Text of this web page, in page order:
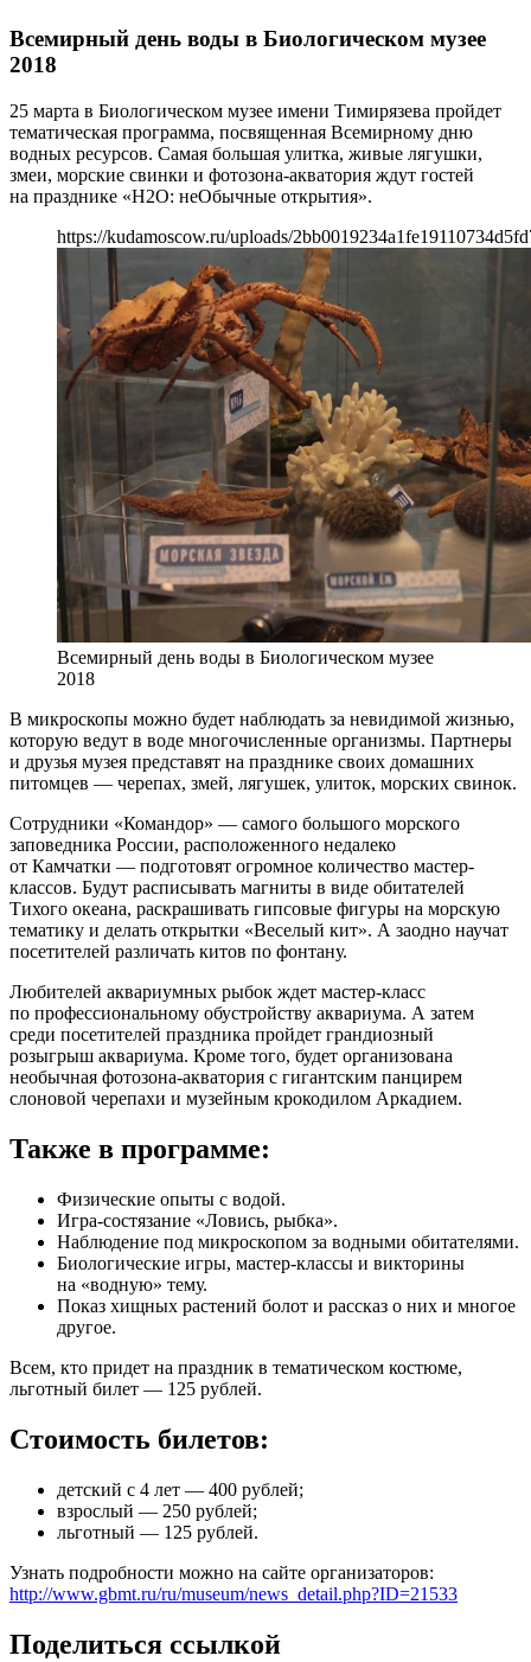
Всемирный день воды в Биологическом музее
2018
25 марта в Биологическом музее имени Тимирязева пройдет
тематическая программа, посвященная Всемирному дню
водных ресурсов. Самая большая улитка, живые лягушки,
змеи, морские свинки и фотозона-акватория ждут гостей
на празднике «Н2О: неОбычные открытия».
https://kudamoscow.ru/uploads/
Всемирный день воды в Биологическом музее
2018
В микроскопы можно будет наблюдать за невидимой жизнью,
которую ведут в воде многочисленные организмы. Партнеры
и друзья музея представят на празднике своих домашних
питомцев — черепах, змей, лягушек, улиток, морских свинок.
Сотрудники «Командор» — самого большого морского
заповедника России, расположенного недалеко
от Камчатки — подготовят огромное количество мастер-
классов. Будут расписывать магниты в виде обитателей
Тихого океана, раскрашивать гипсовые фигуры на морскую
тематику и делать открытки «Веселый кит». А заодно научат
посетителей различать китов по фонтану.
Любителей аквариумных рыбок ждет мастер-класс
по профессиональному обустройству аквариума. А затем
среди посетителей праздника пройдет грандиозный
розыгрыш аквариума. Кроме того, будет организована
необычная фотозона-акватория с гигантским панцирем
слоновой черепахи и музейным крокодилом Аркадием.
Также в программе:
Физические опыты с водой.
Игра-состязание «Ловись, рыбка».
Наблюдение под микроскопом за водными обитателями.
Биологические игры, мастер-классы и викторины
на «водную» тему.
Показ хищных растений болот и рассказ о них и многое
другое.
Всем, кто придет на праздник в тематическом костюме,
льготный билет — 125 рублей.
Стоимость билетов:
детский с 4 лет — 400 рублей;
взрослый — 250 рублей;
льготный — 125 рублей.
Узнать подробности можно на сайте организаторов:
http://www.gbmt.ru/ru/museum/news_detail.php?ID=21533
Поделиться ссылкой